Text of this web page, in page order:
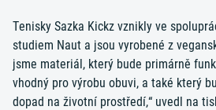
Tenisky Sazka Kickz vznikly ve
studiem Naut a jsou vyrobené z
jsme materiál, který bude primárně
vhodný pro výrobu obuvi, a také který
dopad na životní prostředí,“ uvedl na